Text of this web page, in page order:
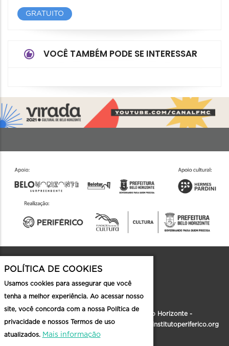
GRATUITO
VOCÊ TAMBÉM PODE SE INTERESSAR
Contato
Rua Formosa, 186, Santa Tereza - Belo Horizonte -
MG |faleconosco@institutoperiferico.org institutoperiferico.org
POLÍTICA DE COOKIES
Usamos cookies para assegurar que você
tenha a melhor experiência. Ao acessar nosso
site, você concorda com a nossa Política de
privacidade e nossos Termos de uso
atualizados. Mais informação